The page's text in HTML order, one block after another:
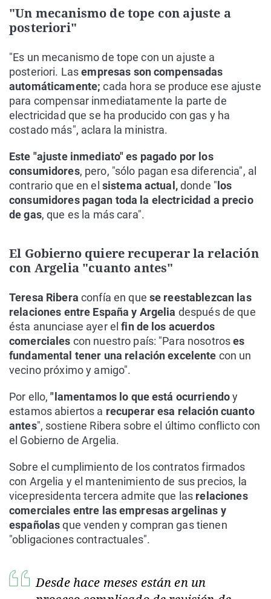
"Un mecanismo de tope con ajuste a
posteriori"
"Es un mecanismo de tope con un ajuste a
posteriori. Lasempresas son compensadas
automáticamente;cada hora se produce ese ajuste
para compensar inmediatamente la parte de
electricidad que se ha producido con gas y ha
costado más", aclara la ministra.
Este "ajuste inmediato" es pagado por los
consumidores, pero, "sólo pagan esa diferencia", al
contrario que en el sistema actual,donde " los
consumidores pagan toda la electricidad a precio
de gas, que es la más cara".
El Gobierno quiere recuperar la relación
con Argelia "cuanto antes"
Teresa Ribera confía en que se reestablezcan las
relaciones entre España y Argelia después de que
ésta anunciase ayer el fin de los acuerdos
comerciales con nuestro país: "Para nosotroses
fundamental tener una relación excelente con un
vecino próximo y amigo".
Por ello,"lamentamos lo que está ocurriendoy
estamos abiertos a recuperar esa relación cuanto
antes", sostiene Ribera sobre el último conflicto con
el Gobierno de Argelia.
Sobre el cumplimiento de los contratos firmados
con Argelia y el mantenimiento de sus precios, la
vicepresidenta tercera admite que las relaciones
comerciales entre las empresas argelinas y
españolasque venden y compran gas tienen
"obligaciones contractuales".
Desde hace meses están en un